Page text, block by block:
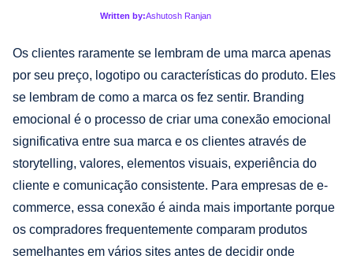
Written by:Ashutosh Ranjan
Os clientes raramente se lembram de uma marca apenas
por seu preço, logotipo ou características do produto. Eles
se lembram de como a marca os fez sentir. Branding
emocional é o processo de criar uma conexão emocional
significativa entre sua marca e os clientes através de
storytelling, valores, elementos visuais, experiência do
cliente e comunicação consistente. Para empresas de e-
commerce, essa conexão é ainda mais importante porque
os compradores frequentemente comparam produtos
semelhantes em vários sites antes de decidir onde